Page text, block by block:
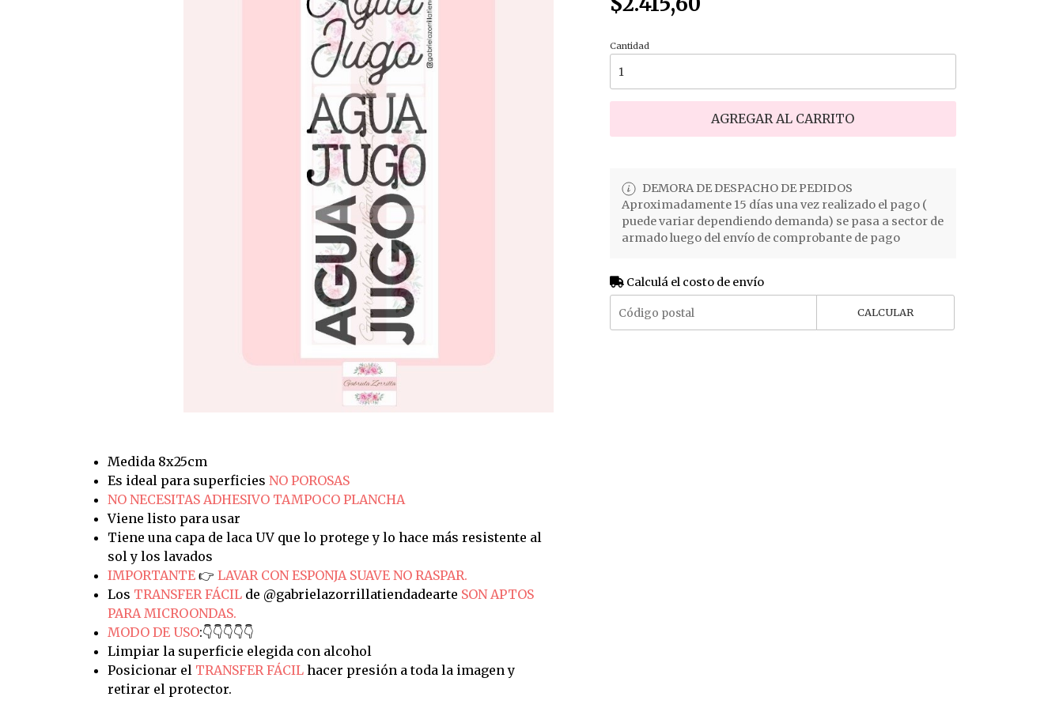
Medida 8x25cm
Es ideal para superficies NO POROSAS
NO NECESITAS ADHESIVO TAMPOCO PLANCHA
Viene listo para usar
Tiene una capa de laca UV que lo protege y lo hace más resistente al
sol y los lavados
IMPORTANTE 👉 LAVAR CON ESPONJA SUAVE NO RASPAR.
Los TRANSFER FÁCILde @gabrielazorrillatiendadearte SON APTOS
PARA MICROONDAS.
MODO DE USO:👇👇👇👇👇
Limpiar la superficie elegida con alcohol
Posicionar el TRANSFER FÁCILhacer presión a toda la imagen y
retirar el protector.
Cantidad
AGREGAR AL CARRITO
DEMORA DE DESPACHO DE PEDIDOS
Aproximadamente 15 días una vez realizado el pago (
puede variar dependiendo demanda) se pasa a sector de
armado luego del envío de comprobante de pago
Calculá el costo de envío
CALCULAR